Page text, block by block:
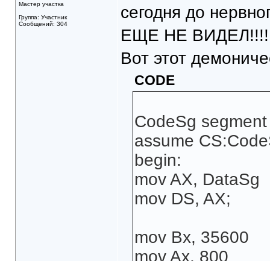
Мастер участка
Группа: Участник
Сообщений: 304
сегодня до
ЕЩЕ НЕ ВИДЕЛ!!!!
Вот этот
CODE
CodeSg
assume
begin:
mov AX, DataSg
mov DS, AX;
mov Bx, 35600
mov Ax, 800